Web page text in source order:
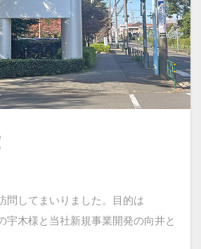
問してまいりました。目的は
宇木様と当社新規事業開発の向井と